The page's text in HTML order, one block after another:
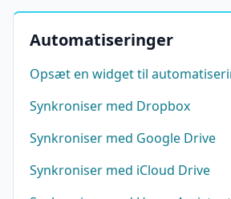
Automatiseringer
Opsæt en widget til
Synkroniser med Dropbox
Synkroniser med Google Drive
Synkroniser med iCloud Drive